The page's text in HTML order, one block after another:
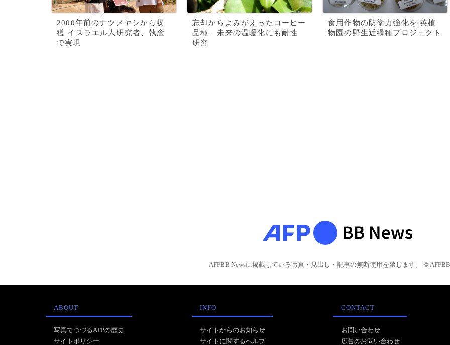
2000年前のナツメヤシから収
穫 イスラエル人研究者、執念
で実現
忘却からよみがえったコーヒー
品種、未来の温暖化にも耐性
研究
食用作物の防衛力強化を 英植
物園の野生近縁種プロジェクト
AFPBB Newsに掲載している写真・見出し・記事の無断使用を禁じます。 © AFPBB
ABOUT
写真でつづるAFPの歴史
サイトポリシー
INFO
サイトからのお知らせ
サイトに関するヘルプ
CONTACT
お問い合わせ
広告のお問い合わせ